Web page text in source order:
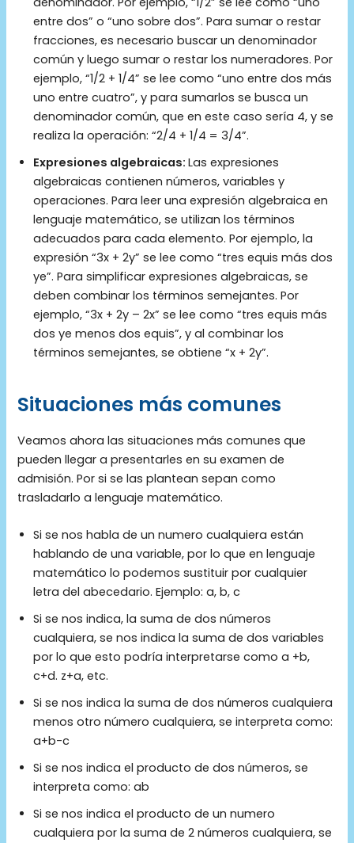
entre dos” o “uno sobre dos”. Para sumar o restar
fracciones, es necesario buscar un denominador
común y luego sumar o restar los numeradores. Por
ejemplo, “1/2 + 1/4” se lee como “uno entre dos más
uno entre cuatro”, y para sumarlos se busca un
denominador común, que en este caso sería 4, y se
realiza la operación: “2/4 + 1/4 = 3/4”.
Expresiones algebraicas:Las expresiones
algebraicas contienen números, variables y
operaciones. Para leer una expresión algebraica en
lenguaje matemático, se utilizan los términos
adecuados para cada elemento. Por ejemplo, la
expresión “3x + 2y” se lee como “tres equis más dos
ye”. Para simplificar expresiones algebraicas, se
deben combinar los términos semejantes. Por
ejemplo, “3x + 2y – 2x” se lee como “tres equis más
dos ye menos dos equis”, y al combinar los
términos semejantes, se obtiene “x + 2y”.
Situaciones más comunes
Veamos ahora las situaciones más comunes que
pueden llegar a presentarles en su examen de
admisión. Por si se las plantean sepan como
trasladarlo a lenguaje matemático.
Si se nos habla de un numero cualquiera están
hablando de una variable, por lo que en lenguaje
matemático lo podemos sustituir por cualquier
letra del abecedario. Ejemplo: a, b, c
Si se nos indica, la suma de dos números
cualquiera, se nos indica la suma de dos variables
por lo que esto podría interpretarse como a +b,
c+d. z+a, etc.
Si se nos indica la suma de dos números cualquiera
menos otro número cualquiera, se interpreta como:
a+b-c
Si se nos indica el producto de dos números, se
interpreta como: ab
Si se nos indica el producto de un numero
cualquiera por la suma de 2 números cualquiera, se